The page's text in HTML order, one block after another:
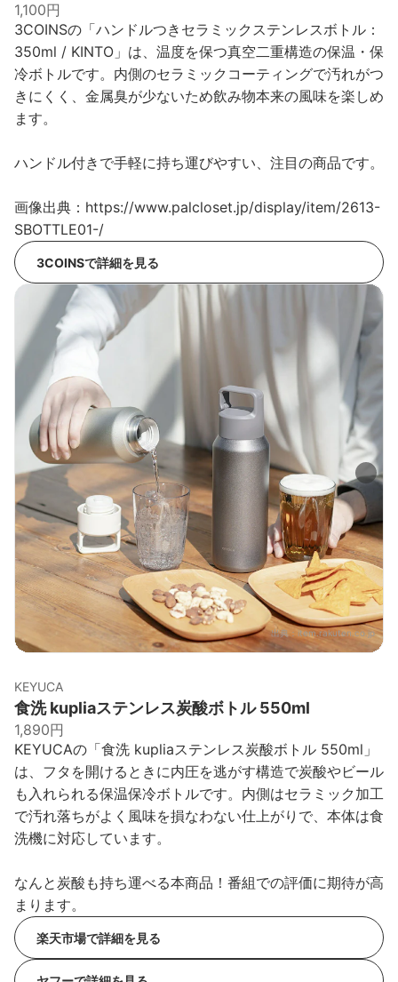
1,100円
3COINSの「ハンドルつきセラミックステンレスボトル：
350ml / KINTO」は、温度を保つ真空二重構造の保温・保
冷ボトルです。内側のセラミックコーティングで汚れがつ
きにくく、金属臭が少ないため飲み物本来の風味を楽しめ
ます。
ハンドル付きで手軽に持ち運びやすい、注目の商品です。
画像出典：https://www.palcloset.jp/display/item/2613-
SBOTTLE01-/
3COINSで詳細を見る
出典： item.rakuten.co.jp
KEYUCA
食洗 kupliaステンレス炭酸ボトル 550ml
1,890円
KEYUCAの「食洗 kupliaステンレス炭酸ボトル 550ml」
は、フタを開けるときに内圧を逃がす構造で炭酸やビール
も入れられる保温保冷ボトルです。内側はセラミック加工
で汚れ落ちがよく風味を損なわない仕上がりで、本体は食
洗機に対応しています。
なんと炭酸も持ち運べる本商品！番組での評価に期待が高
まります。
楽天市場で詳細を見る